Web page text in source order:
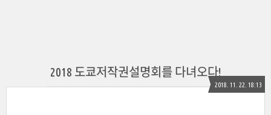
2018 도쿄저작권설명회를 다녀오다!
2018. 11. 22. 18:13